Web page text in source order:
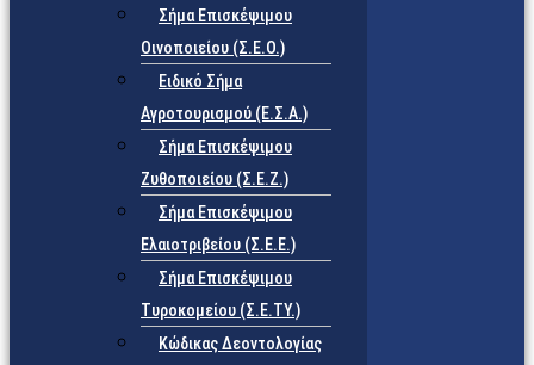
Σήμα Επισκέψιμου
Οινοποιείου (Σ.Ε.Ο.)
Ειδικό Σήμα
Αγροτουρισμού (Ε.Σ.Α.)
Σήμα Επισκέψιμου
Ζυθοποιείου (Σ.Ε.Ζ.)
Σήμα Επισκέψιμου
Ελαιοτριβείου (Σ.Ε.Ε.)
Σήμα Επισκέψιμου
Τυροκομείου (Σ.Ε.TY.)
Κώδικας Δεοντολογίας